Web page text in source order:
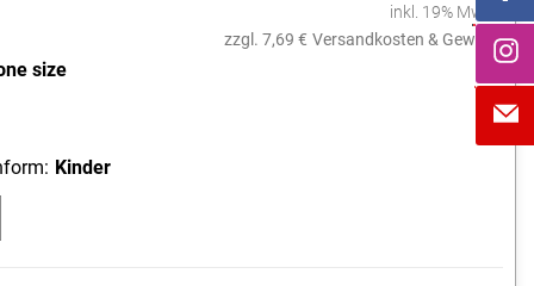
inkl. 19% MwSt.
zzgl. 7,69 € Versandkosten & Gewicht
size
Kinder